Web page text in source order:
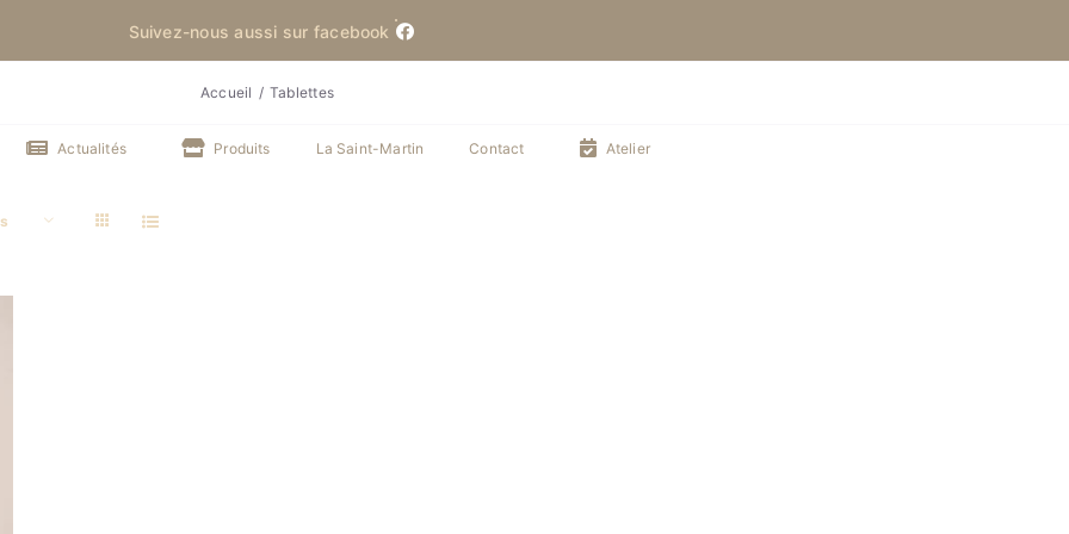
Suivez-nous aussi sur facebook
Actualités Produits La Saint-Martin Contact Atelier
Accueil Tablettes